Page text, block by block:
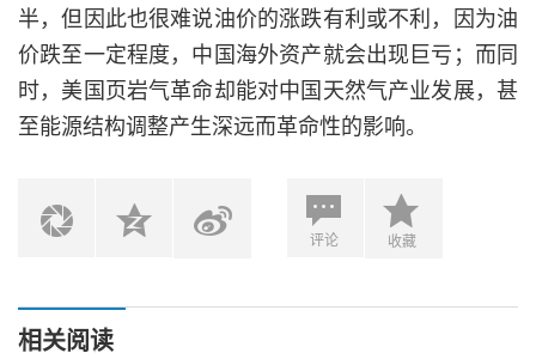
半，但因此也很难说油价的涨跌有利或不利，因为油
价跌至一定程度，中国海外资产就会出现巨亏；而同
时，美国页岩气革命却能对中国天然气产业发展，甚
至能源结构调整产生深远而革命性的影响。
评论 收藏
相关阅读